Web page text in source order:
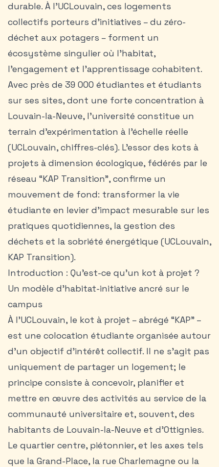
durable. À l’UCLouvain, ces logements
collectifs porteurs d’initiatives – du zéro-
déchet aux potagers – forment un
écosystème singulier où l’habitat,
l’engagement et l’apprentissage cohabitent.
Avec près de 39 000 étudiantes et étudiants
sur ses sites, dont une forte concentration à
Louvain-la-Neuve, l’université constitue un
terrain d’expérimentation à l’échelle réelle
(UCLouvain, chiffres-clés). L’essor des kots à
projets à dimension écologique, fédérés par le
réseau “KAP Transition”, confirme un
mouvement de fond: transformer la vie
étudiante en levier d’impact mesurable sur les
pratiques quotidiennes, la gestion des
déchets et la sobriété énergétique (UCLouvain,
KAP Transition).
Introduction : Qu'est-ce qu'un kot à projet ?
Un modèle d’habitat-initiative ancré sur le
campus
À l’UCLouvain, le kot à projet – abrégé “KAP” –
est une colocation étudiante organisée autour
d’un objectif d’intérêt collectif. Il ne s’agit pas
uniquement de partager un logement; le
principe consiste à concevoir, planifier et
mettre en œuvre des activités au service de la
communauté universitaire et, souvent, des
habitants de Louvain-la-Neuve et d’Ottignies.
Le quartier centre, piétonnier, et les axes tels
que la Grand-Place, la rue Charlemagne ou la